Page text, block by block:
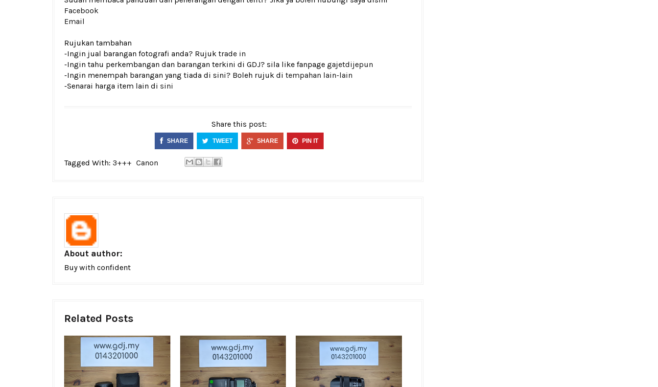
Facebook
Email
Rujukan tambahan
-Ingin jual barangan fotografi anda? Rujuk trade in
-Ingin tahu perkembangan dan barangan terkini di GDJ? sila like fanpage gajetdijepun
-Ingin menempah barangan yang tiada di sini? Boleh rujuk di tempahan lain-lain
-Senarai harga item lain di sini
Share this post:
SHARE TWEET SHARE PIN IT
Tagged With: 3+++ Canon
About author:
Buy with confident
Related Posts